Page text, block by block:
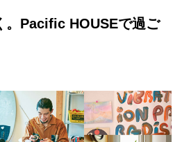
。Pacific HOUSEで過ご